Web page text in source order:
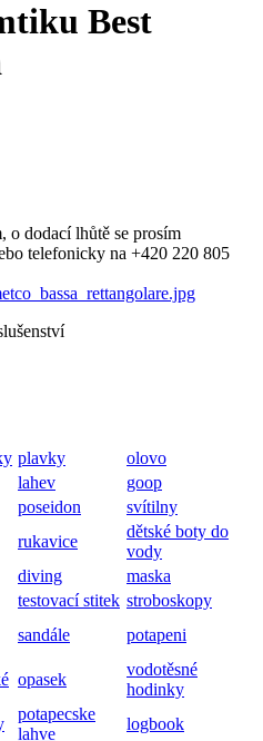
Best
o dodací lhůtě se prosím
telefonicky na +420 220 805
plavky
olovo
lahev
goop
poseidon
svítilny
rukavice
dětské boty do
vody
diving
maska
testovací stitek stroboskopy
sandále potapeni
opasek
vodotěsné
hodinky
potapecske
lahve
logbook